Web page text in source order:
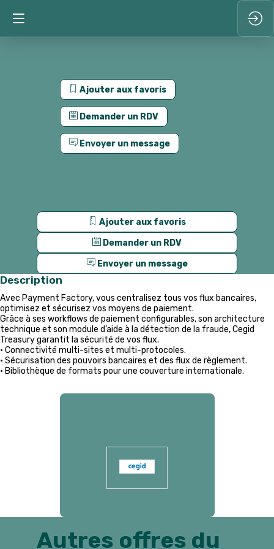
Ajouter aux favoris
Demander un RDV
Envoyer un message
Ajouter aux favoris
Demander un RDV
Envoyer un message
Description
Avec Payment Factory, vous centralisez tous vos flux bancaires,
optimisez et sécurisez vos moyens de paiement.
Grâce à ses workflows de paiement configurables, son architecture
technique et son module d’aide à la détection de la fraude, Cegid
Treasury garantit la sécurité de vos flux.
• Connectivité multi-sites et multi-protocoles.
• Sécurisation des pouvoirs bancaires et des flux de règlement.
• Bibliothèque de formats pour une couverture internationale.
Autres offres du